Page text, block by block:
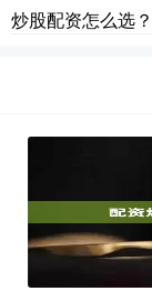
炒股配资怎么选